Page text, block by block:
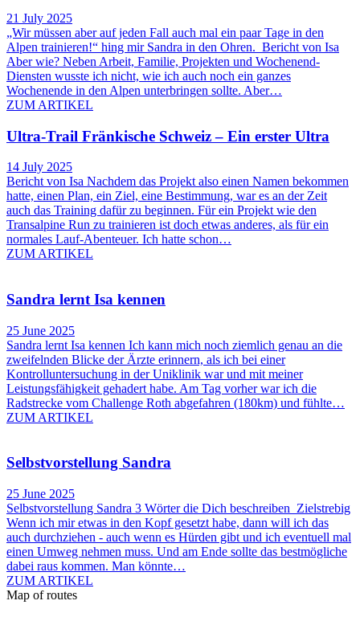
21 July 2025
„Wir müssen aber auf jeden Fall auch mal ein paar Tage in den
Alpen trainieren!“ hing mir Sandra in den Ohren. Bericht von Isa
Aber wie? Neben Arbeit, Familie, Projekten und Wochenend-
Diensten wusste ich nicht, wie ich auch noch ein ganzes
Wochenende in den Alpen unterbringen sollte. Aber…
ZUM ARTIKEL
Ultra-Trail Fränkische Schweiz – Ein erster Ultra
14 July 2025
Bericht von Isa Nachdem das Projekt also einen Namen bekommen
hatte, einen Plan, ein Ziel, eine Bestimmung, war es an der Zeit
auch das Training dafür zu beginnen. Für ein Projekt wie den
Transalpine Run zu trainieren ist doch etwas anderes, als für ein
normales Lauf-Abenteuer. Ich hatte schon…
ZUM ARTIKEL
Sandra lernt Isa kennen
25 June 2025
Sandra lernt Isa kennen Ich kann mich noch ziemlich genau an die
zweifelnden Blicke der Ärzte erinnern, als ich bei einer
Kontrolluntersuchung in der Uniklinik war und mit meiner
Leistungsfähigkeit gehadert habe. Am Tag vorher war ich die
Radstrecke vom Challenge Roth abgefahren (180km) und fühlte…
ZUM ARTIKEL
Selbstvorstellung Sandra
25 June 2025
Selbstvorstellung Sandra 3 Wörter die Dich beschreiben Zielstrebig
Wenn ich mir etwas in den Kopf gesetzt habe, dann will ich das
auch durchziehen - auch wenn es Hürden gibt und ich eventuell mal
einen Umweg nehmen muss. Und am Ende sollte das bestmögliche
dabei raus kommen. Man könnte…
ZUM ARTIKEL
Map of routes